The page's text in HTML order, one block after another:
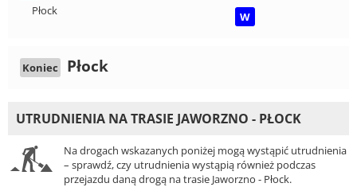
Płock
W
Koniec Płock
UTRUDNIENIA NA TRASIE JAWORZNO - PŁOCK
Na drogach wskazanych poniżej mogą wystąpić utrudnienia
– sprawdź, czy utrudnienia wystąpią również podczas
przejazdu daną drogą na trasie Jaworzno - Płock.